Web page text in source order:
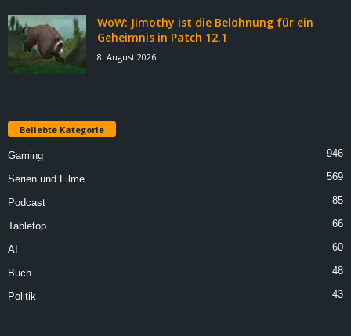
WoW: Jimothy ist die Belohnung für ein
Geheimnis in Patch 12.1
8. August 2026
Beliebte Kategorie
Gaming 946
Serien und Filme 569
Podcast 85
Tabletop 66
AI 60
Buch 48
Politik 43